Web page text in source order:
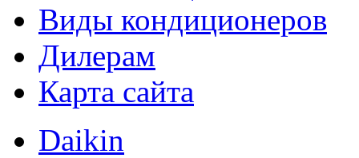
Виды кондиционеров
Дилерам
Карта сайта
Daikin